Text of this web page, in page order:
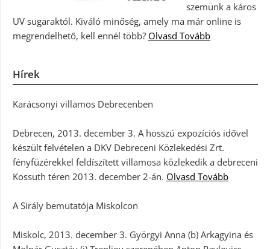
szemünk a káros
UV sugaraktól. Kiváló minőség, amely ma már online is
megrendelhető, kell ennél több? Olvasd Tovább
Hírek
Karácsonyi villamos Debrecenben
Debrecen, 2013. december 3. A hosszú expozíciós idővel
készült felvételen a DKV Debreceni Közlekedési Zrt.
fényfüzérekkel feldíszített villamosa közlekedik a debreceni
Kossuth téren 2013. december 2-án. Olvasd Tovább
A Sirály bemutatója Miskolcon
Miskolc, 2013. december 3. Györgyi Anna (b) Arkagyina és